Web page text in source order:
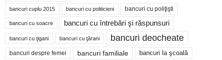
bancuri cuplu 2015 bancuri cu politicieni bancuri cu poliţişti
bancuri cu soacre bancuri cu întrebări şi răspunsuri
bancuri cu ţigani bancuri cu ţărani bancuri deocheate
bancuri despre femei bancuri familiale bancuri la şcoală